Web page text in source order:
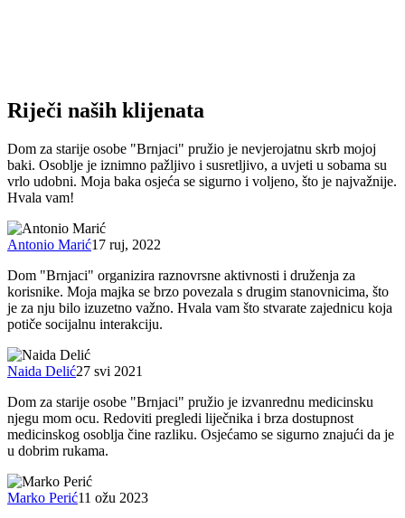
Riječi naših klijenata
Dom za starije osobe "Brnjaci" pružio je nevjerojatnu skrb mojoj
baki. Osoblje je iznimno pažljivo i susretljivo, a uvjeti u sobama su
vrlo udobni. Moja baka osjeća se sigurno i voljeno, što je najvažnije.
Hvala vam!
Antonio Marić17 ruj, 2022
Dom "Brnjaci" organizira raznovrsne aktivnosti i druženja za
korisnike. Moja majka se brzo povezala s drugim stanovnicima, što
je za nju bilo izuzetno važno. Hvala vam što stvarate zajednicu koja
potiče socijalnu interakciju.
Naida Delić27 svi 2021
Dom za starije osobe "Brnjaci" pružio je izvanrednu medicinsku
njegu mom ocu. Redoviti pregledi liječnika i brza dostupnost
medicinskog osoblja čine razliku. Osjećamo se sigurno znajući da je
u dobrim rukama.
Marko Perić11 ožu 2023